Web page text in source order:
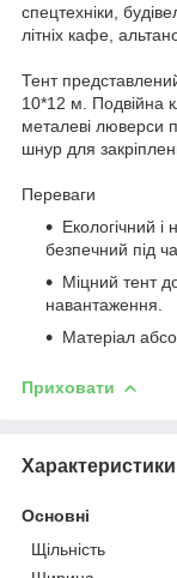
спецтехніки,
літніх кафе,
Тент
10*12 м. Подвійна
металеві люверси
шнур для
Переваги
Екологічний і
безпечний під
Міцний тент
навантаження.
Матеріал
Приховати
Характеристики
Основні
Щільність